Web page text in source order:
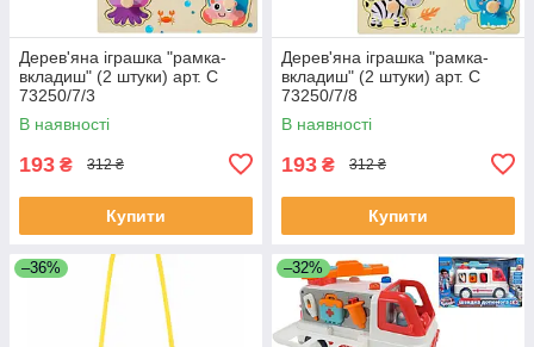
Дерев'яна іграшка "рамка-
вкладиш" (2 штуки) арт. C
73250/7/3
В наявності
193 ₴ 312 ₴
Купити
Дерев'яна іграшка "рамка-
вкладиш" (2 штуки) арт. C
73250/7/8
В наявності
193 ₴ 312 ₴
Купити
–36% –32%